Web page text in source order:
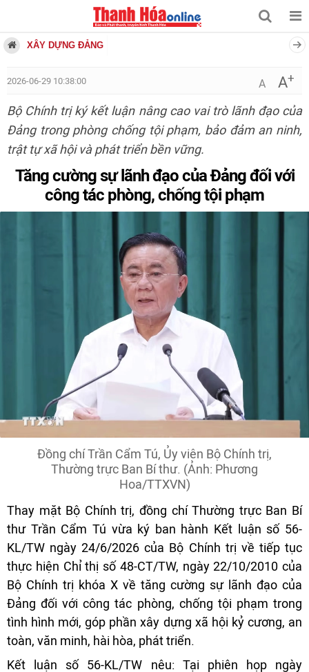
XÂY DỰNG ĐẢNG
2026-06-29 10:38:00 A A+
Bộ Chính trị ký kết luận nâng cao vai trò lãnh đạo của
Đảng trong phòng chống tội phạm, bảo đảm an ninh,
trật tự xã hội và phát triển bền vững.
Tăng cường sự lãnh đạo của Đảng đối với
công tác phòng, chống tội phạm
Đồng chí Trần Cẩm Tú, Ủy viên Bộ Chính trị,
Thường trực Ban Bí thư. (Ảnh: Phương
Hoa/TTXVN)
Thay mặt Bộ Chính trị, đồng chí Thường trực Ban Bí
thư Trần Cẩm Tú vừa ký ban hành Kết luận số 56-
KL/TW ngày 24/6/2026 của Bộ Chính trị về tiếp tục
thực hiện Chỉ thị số 48-CT/TW, ngày 22/10/2010 của
Bộ Chính trị khóa X về tăng cường sự lãnh đạo của
Đảng đối với công tác phòng, chống tội phạm trong
tình hình mới, góp phần xây dựng xã hội kỷ cương, an
toàn, văn minh, hài hòa, phát triển.
Kết luận số 56-KL/TW nêu: Tại phiên họp ngày